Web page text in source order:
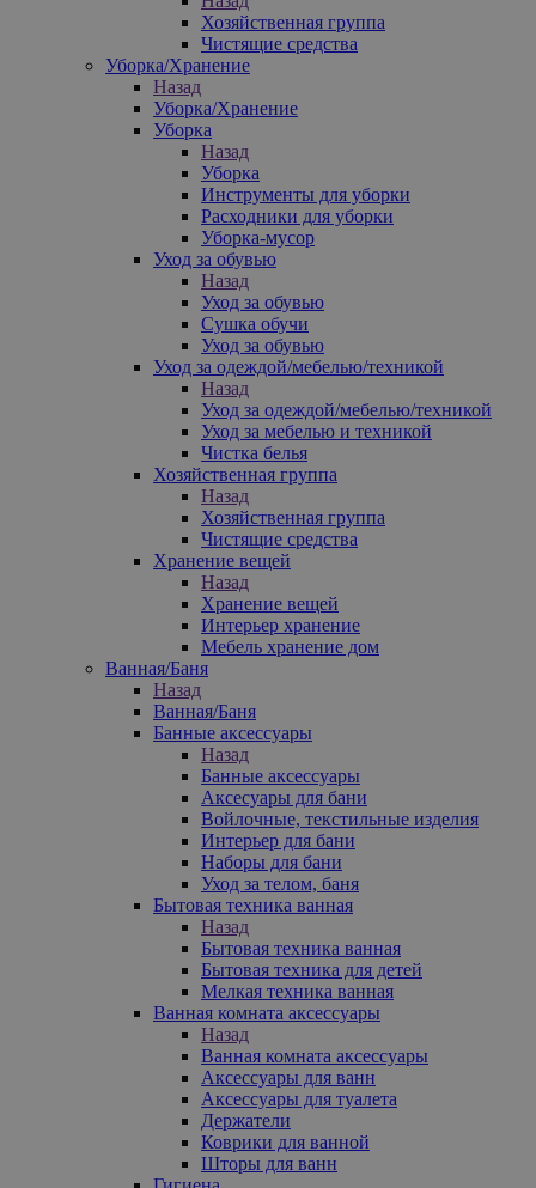
Хозяйственная группа
Чистящие средства
Уборка/Хранение
Назад
Уборка/Хранение
Уборка
Назад
Уборка
Инструменты для уборки
Расходники для уборки
Уборка-мусор
Уход за обувью
Назад
Уход за обувью
Сушка обучи
Уход за обувью
Уход за одеждой/мебелью/техникой
Назад
Уход за одеждой/мебелью/техникой
Уход за мебелью и техникой
Чистка белья
Хозяйственная группа
Назад
Хозяйственная группа
Чистящие средства
Хранение вещей
Назад
Хранение вещей
Интерьер хранение
Мебель хранение дом
Ванная/Баня
Назад
Ванная/Баня
Банные аксессуары
Назад
Банные аксессуары
Аксесуары для бани
Войлочные, текстильные изделия
Интерьер для бани
Наборы для бани
Уход за телом, баня
Бытовая техника ванная
Назад
Бытовая техника ванная
Бытовая техника для детей
Мелкая техника ванная
Ванная комната аксессуары
Назад
Ванная комната аксессуары
Аксессуары для ванн
Аксессуары для туалета
Держатели
Коврики для ванной
Шторы для ванн